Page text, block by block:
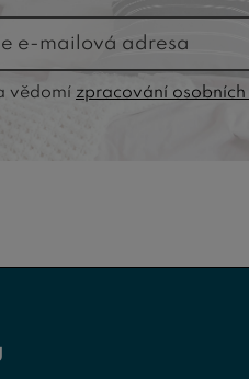
mailová adresa
vědomí zpracování osobních